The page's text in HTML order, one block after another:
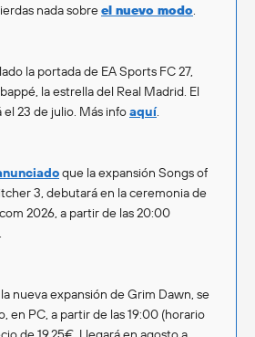
nada sobreel nuevo modo.
la portada de EA Sports FC 27,
la estrella del Real Madrid. El
23 de julio. Más infoaquí.
que la expansión Songs of
3, debutará en la ceremonia de
2026, a partir de las 20:00
nueva expansión de Grim Dawn, se
en PC, a partir de las 19:00 (horario